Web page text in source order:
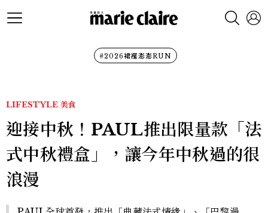
#2026裙襬澎澎RUN
LIFESTYLE 美食
迎接中秋！PAUL推出限量款「法
式中秋禮盒」，讓今年中秋過的很
浪漫